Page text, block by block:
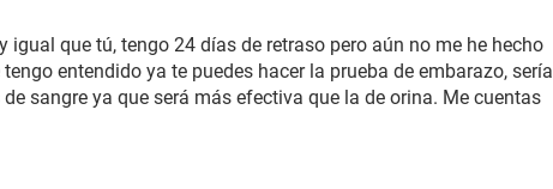
igual que tú, tengo 24 días de retraso pero aún no me he hecho
entendido ya te puedes hacer la prueba de embarazo, sería
sangre ya que será más efectiva que la de orina. Me cuentas